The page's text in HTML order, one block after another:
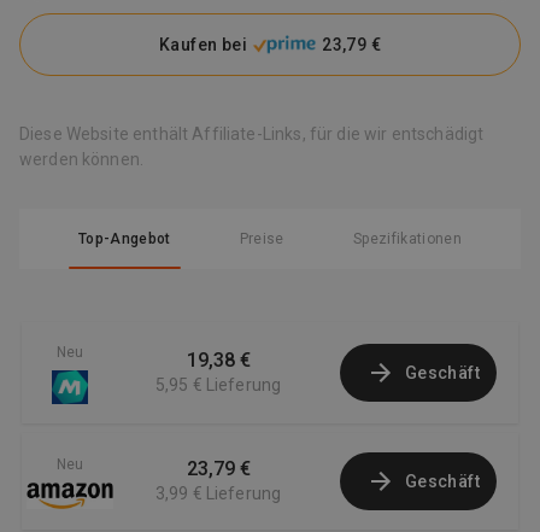
Kaufen bei 23,79 €
Diese Website enthält Affiliate-Links, für die wir entschädigt
werden können.
Top-Angebot Preise Spezifikationen
Neu 19,38 €
5,95 € Lieferung
Geschäft
Neu 23,79 €
3,99 € Lieferung
Geschäft